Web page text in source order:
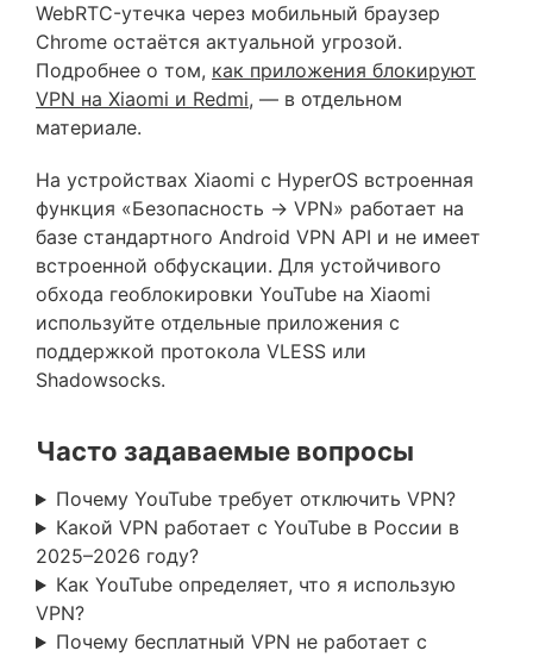
WebRTC-утечка через мобильный браузер
Chrome остаётся актуальной угрозой.
Подробнее о том, как приложения блокируют
VPN на Xiaomi и Redmi, — в отдельном
материале.
На устройствах Xiaomi с HyperOS встроенная
функция «Безопасность → VPN» работает на
базе стандартного Android VPN API и не имеет
встроенной обфускации. Для устойчивого
обхода геоблокировки YouTube на Xiaomi
используйте отдельные приложения с
поддержкой протокола VLESS или
Shadowsocks.
Часто задаваемые вопросы
Почему YouTube требует отключить VPN?
Какой VPN работает с YouTube в России в
2025–2026 году?
Как YouTube определяет, что я использую
VPN?
Почему бесплатный VPN не работает с